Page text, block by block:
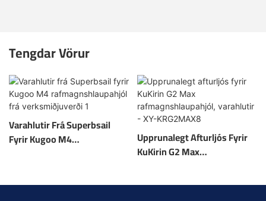
Tengdar Vörur
Varahlutir Frá Superbsail
Fyrir Kugoo M4
Upprunalegt Afturljós Fyrir
KuKirin G2 Max